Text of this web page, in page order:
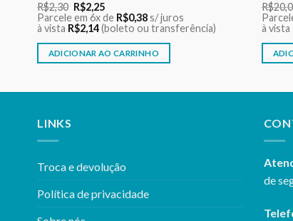
R$2,30 O
preço
original
era:
R$2,30.
R$2,25O
preço
atual
é:
R$2,25.
Parcele em 6x de R$0,38s/ juros
à vista R$2,14(boleto ou transferência)
ADICIONAR AO CARRINHO
R$
à vista
LINKS
Troca e devolução
Política de privacidade
de